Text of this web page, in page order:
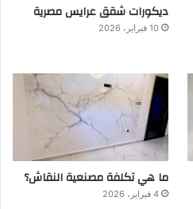
ديكورات شقق عرايس مصرية
10 فبراير، 2026
ما هي تكلفة مصنعية النقاش؟
4 فبراير، 2026